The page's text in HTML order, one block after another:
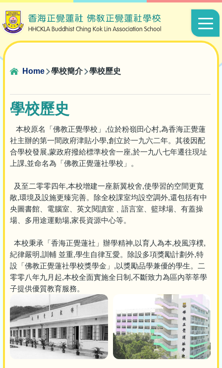
Skip to main content
Main
Breadcrumb
Home 學校簡介 學校歷史
學校歷史
本校原名「佛教正覺學校」,位於粉嶺田心村,為香海正覺蓮
社主辦的第一間政府津貼小學,創立於一九六二年。其後因配
合學校發展,蒙政府撥給標準校舍一座,於一九八七年遷往現址
上課,並命名為「佛教正覺蓮社學校」。
及至二零零四年,本校增建一座新翼校舍,使學習的空間更寬
敞,環境及設施更臻完善。除全校課室均設空調外,還包括有中
央圖書館、電腦室、英文閱讀室﹑語言室、籃球場、有蓋操
場、多用途運動場,家長資源中心等。
本校秉承「香海正覺蓮社」辦學精神,以育人為本,校風淳樸,
紀律嚴明,訓輔 並重,學生自律互愛。除設多項獎勵計劃外,特
設「佛教正覺蓮社學校獎學金」,以獎勵品學兼優的學生。二
零零八年九月起,本校全面實施全日制,不斷致力為區內莘莘學
子提供優質教育服務。